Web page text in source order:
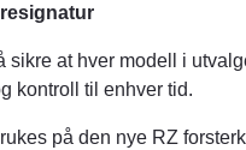
sikre at hver modell i
kontroll til enhver tid.
på den nye RZ